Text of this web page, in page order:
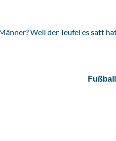
Weil der Teufel es satt